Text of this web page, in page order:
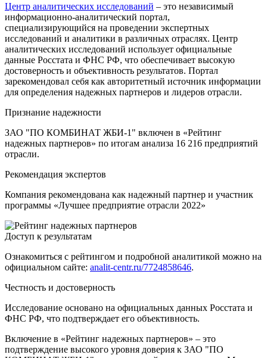
Центр аналитических исследований – это независимый
информационно-аналитический портал,
специализирующийся на проведении экспертных
исследований и аналитики в различных отраслях. Центр
аналитических исследований использует официальные
данные Росстата и ФНС РФ, что обеспечивает высокую
достоверность и объективность результатов. Портал
зарекомендовал себя как авторитетный источник информации
для определения надежных партнеров и лидеров отрасли.
Признание надежности
ЗАО "ПО КОМБИНАТ ЖБИ-1" включен в «Рейтинг
надежных партнеров» по итогам анализа 16 216 предприятий
отрасли.
Рекомендация экспертов
Компания рекомендована как надежный партнер и участник
программы «Лучшее предприятие отрасли 2022»
Доступ к результатам
Ознакомиться с рейтингом и подробной аналитикой можно на
официальном сайте: analit-centr.ru/7724858646.
Честность и достоверность
Исследование основано на официальных данных Росстата и
ФНС РФ, что подтверждает его объективность.
Включение в «Рейтинг надежных партнеров» – это
подтверждение высокого уровня доверия к ЗАО "ПО